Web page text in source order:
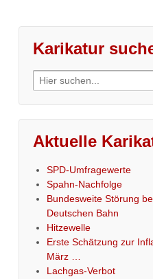
Karikatur
Search
for:
Aktuelle
SPD-Umfragewerte
Spahn-Nachfolge
Bundesweite Störung
Deutschen Bahn
Hitzewelle
Erste Schätzung zur
März …
Lachgas-Verbot